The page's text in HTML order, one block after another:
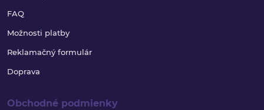
FAQ
Možnosti platby
Reklamačný formulár
Doprava
Obchodné podmienky